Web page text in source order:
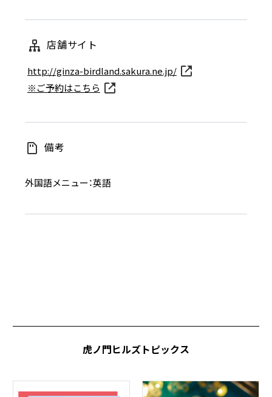
店舗サイト
http://ginza-birdland.sakura.ne.jp/
※ご予約はこちら
備考
外国語メニュー：英語
虎ノ門ヒルズトピックス